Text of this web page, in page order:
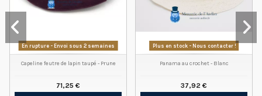
En rupture - Envoi sous 2 semaines
Capeline feutre de lapin taupé - Prune
71,25 €
Plus en stock - Nous contacter !
Panama au crochet - Blanc
37,92 €